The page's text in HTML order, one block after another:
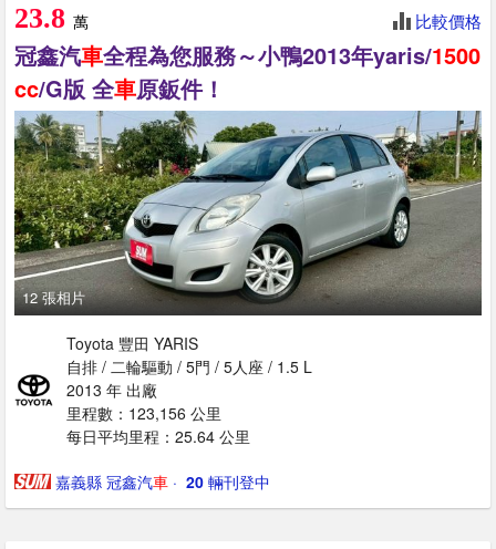
23.8 萬 比較價格
冠鑫汽車全程為您服務～小鴨2013年yaris/1500
cc/G版 全車原鈑件！
12 張相片
Toyota 豐田 YARIS
自排 / 二輪驅動 / 5門 / 5人座 / 1.5 L
2013 年 出廠
里程數：123,156 公里
每日平均里程：25.64 公里
嘉義縣 冠鑫汽車 · ‎ 20 輛刊登中